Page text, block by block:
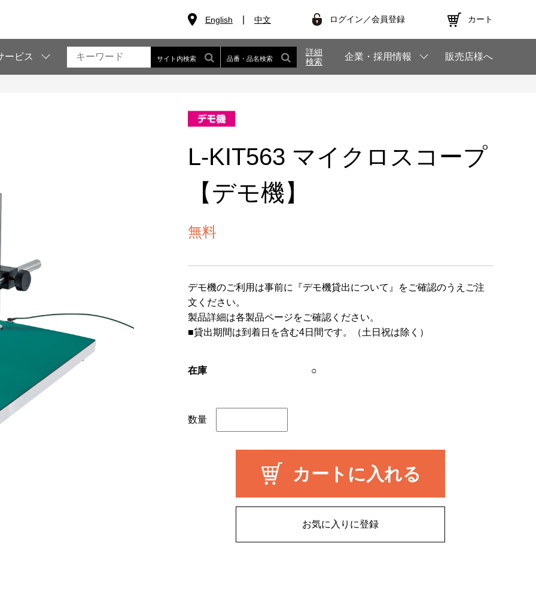
English 中文 ログイン／会員登録 カート
ービス サイト内検索 品番・品名検索
詳細
検索
企業・採用情報 販売店様へ
L-KIT563 マイクロスコープ
【デモ機】
無料
デモ機のご利用は事前に 『デモ機貸出について』
をご確認のうえご注
文ください。
製品詳細は各製品ページをご確認ください。
■貸出期間は到着日を含む4日間です。（土日祝は除く）
在庫 ○
数量
カートに入れる
お気に入りに登録